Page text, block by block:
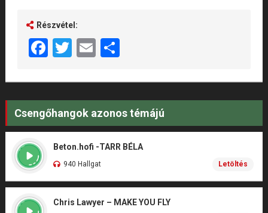
Részvétel:
Facebook
Twitter
EmailShare
Csengőhangok azonos témájú
Beton.hofi -TARR BÉLA
940 Hallgat Letöltés
Chris Lawyer – MAKE YOU FLY